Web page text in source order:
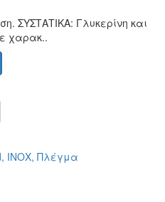
ΣΥΣΤΑΤΙΚΑ: Γλυκερίνη και
χαρακ..